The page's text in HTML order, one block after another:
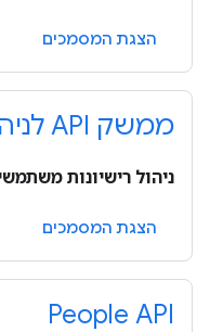
הצגת המסמכים
ממשק API לניהול רישיונות
ניהול רישיונות
הצגת המסמכים
People API